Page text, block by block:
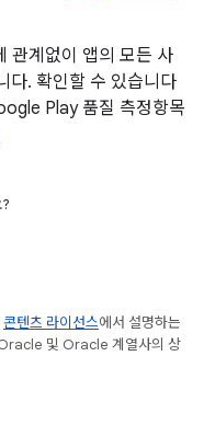
관계없이 앱의 모든 사
다. 확인할 수 있습니다
Play 품질 측정항목
콘텐츠 라이선스에서 설명하는
및 Oracle 계열사의 상